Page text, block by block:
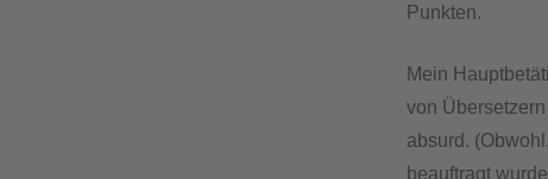
Punkten.
Mein
von
absurd.
beauftragt